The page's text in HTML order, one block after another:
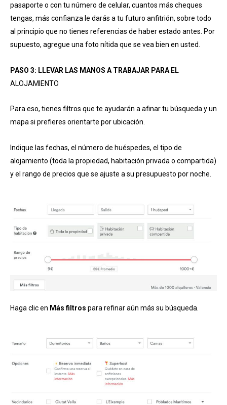
pasaporte o con tu número de celular, cuantos más cheques
tengas, más confianza le darás a tu futuro anfitrión, sobre todo
al principio que no tienes referencias de haber estado antes. Por
supuesto, agregue una foto nítida que se vea bien en usted.
PASO 3: LLEVAR LAS MANOS A TRABAJAR PARA EL
ALOJAMIENTO
Para eso, tienes filtros que te ayudarán a afinar tu búsqueda y un
mapa si prefieres orientarte por ubicación.
Indique las fechas, el número de huéspedes, el tipo de
alojamiento (toda la propiedad, habitación privada o compartida)
y el rango de precios que se ajuste a su presupuesto por noche.
Haga clic en Más filtros para refinar aún más su búsqueda.